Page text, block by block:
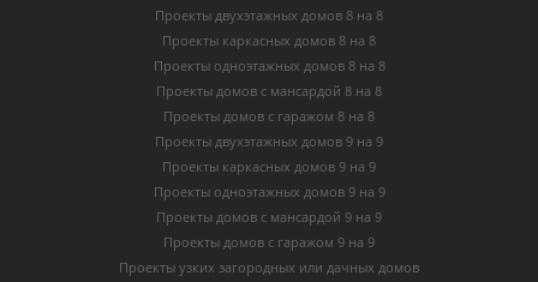
Проекты двухэтажных домов 8 на 8
Проекты каркасных домов 8 на 8
Проекты одноэтажных домов 8 на 8
Проекты домов с мансардой 8 на 8
Проекты домов с гаражом 8 на 8
Проекты двухэтажных домов 9 на 9
Проекты каркасных домов 9 на 9
Проекты одноэтажных домов 9 на 9
Проекты домов с мансардой 9 на 9
Проекты домов с гаражом 9 на 9
Проекты узких загородных или дачных домов